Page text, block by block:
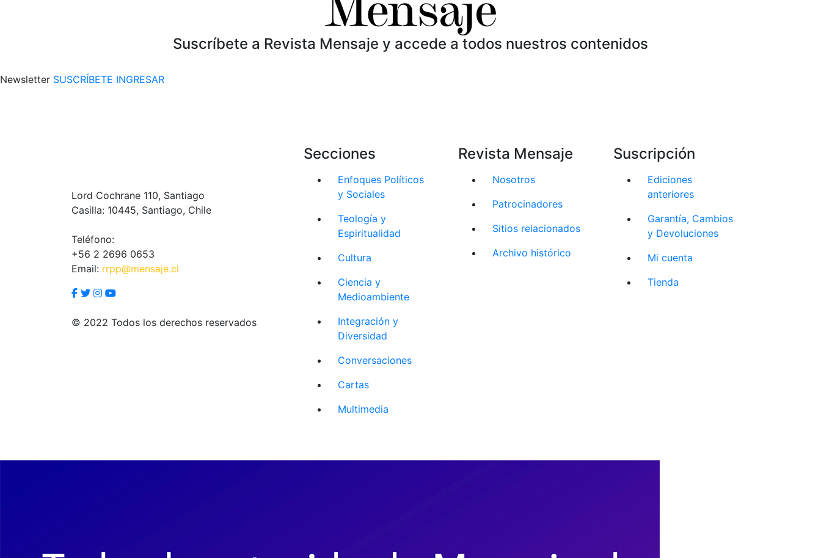
Suscríbete a Revista Mensaje y accede a todos nuestros contenidos
Newsletter SUSCRÍBETE INGRESAR
Lord Cochrane 110, Santiago
Casilla: 10445, Santiago, Chile
Teléfono:
+56 2 2696 0653
Email: rrpp@mensaje.cl
© 2022 Todos los derechos reservados
Secciones
Enfoques Políticos
y Sociales
Teología y
Espiritualidad
Cultura
Ciencia y
Medioambiente
Integración y
Diversidad
Conversaciones
Cartas
Multimedia
Revista Mensaje
Nosotros
Patrocinadores
Sitios relacionados
Archivo histórico
Suscripción
Ediciones
anteriores
Garantía, Cambios
y Devoluciones
Mi cuenta
Tienda